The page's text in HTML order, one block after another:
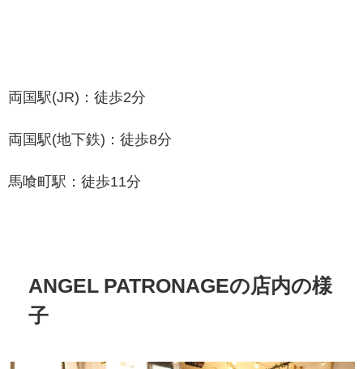
両国駅(JR)：徒歩2分
両国駅(地下鉄)：徒歩8分
馬喰町駅：徒歩11分
ANGEL PATRONAGEの店内の様
子